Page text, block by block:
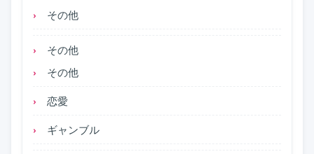
その他
その他
その他
恋愛
ギャンブル